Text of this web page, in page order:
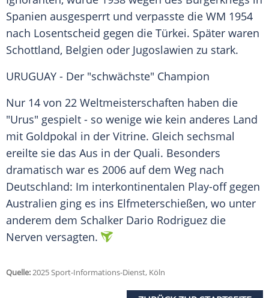
Spanien ausgesperrt und verpasste die WM 1954
nach Losentscheid gegen die Türkei. Später waren
Schottland, Belgien oder Jugoslawien zu stark.
URUGUAY - Der "schwächste" Champion
Nur 14 von 22 Weltmeisterschaften haben die
"Urus" gespielt - so wenige wie kein anderes Land
mit Goldpokal in der Vitrine. Gleich sechsmal
ereilte sie das Aus in der Quali. Besonders
dramatisch war es 2006 auf dem Weg nach
Deutschland: Im interkontinentalen Play-off gegen
Australien ging es ins Elfmeterschießen, wo unter
anderem dem Schalker Dario Rodriguez die
Nerven versagten.
Quelle:2025 Sport-Informations-Dienst, Köln